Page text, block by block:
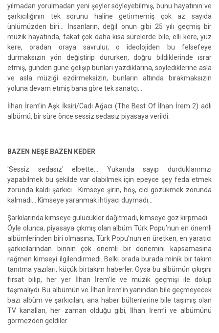
yılmadan yorulmadan yeni şeyler söyleyebilmiş, bunu hayatının ve
şarkıcılığının tek sorunu haline getirmemiş çok az sayıda
ünlümüzden biri... İnsanların, değil onun gibi 25 yılı geçmiş bir
müzik hayatında, fakat çok daha kısa sürelerde bile, elli kere, yüz
kere, oradan oraya savrulur, o ideolojiden bu felsefeye
durmaksızın yön değiştirip dururken, doğru bildiklerinde ısrar
etmiş, günden güne gelişip bunları yazdıklarına, söylediklerine asla
ve asla müziği ezdirmeksizin, bunların altında bırakmaksızın
yoluna devam etmiş bana göre tek sanatçı...
İlhan İrem'in Aşk İksiri/Cadı Ağacı (The Best Of İlhan İrem 2) adlı
albümü, bir süre önce sessiz sedasız piyasaya verildi.
BAZEN NEŞE BAZEN KEDER
'Sessiz sedasız' elbette… Yukarıda sayıp durduklarımızı
yapabilmek bu şekilde var olabilmek için epeyce şey feda etmek
zorunda kaldı şarkıcı... Kimseye şirin, hoş, cici gözükmek zorunda
kalmadı... Kimseye yaranmak ihtiyacı duymadı...
Şarkılarında kimseye gülücükler dağıtmadı, kimseye göz kırpmadı...
Öyle olunca, piyasaya çıkmış olan albüm Türk Popu’nun en önemli
albümlerinden biri olmasına, Türk Popu’nun en üretken, en yaratıcı
şarkıcılarından birinin çok önemli bir dönemini kapsamasına
rağmen kimseyi ilgilendirmedi. Belki orada burada minik bir takım
tanıtma yazıları, küçük birtakım haberler. Oysa bu albümün çıkışını
fırsat bilip, her yer İlhan İrem'le ve müzik geçmişi ile dolup
taşmalıydı. Bu albümün ve İlhan İrem'in yanından bile geçmeyecek
bazı albüm ve şarkıcıları, ana haber bültenlerine bile taşımış olan
TV kanalları, her zaman olduğu gibi, İlhan İrem’i ve albümünü
görmezden geldiler.